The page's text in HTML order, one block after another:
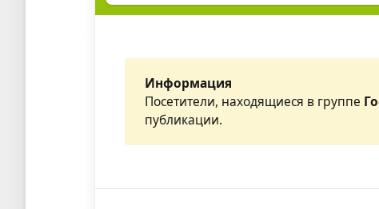
Информация
Посетители, находящиеся в группе
публикации.